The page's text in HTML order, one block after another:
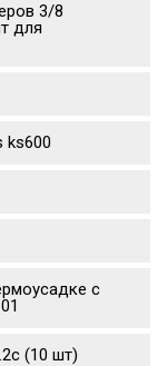
3/8
для
ks600
с
(10 шт)